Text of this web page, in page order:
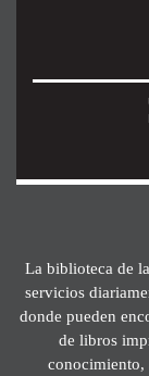
La biblioteca de
servicios
donde pueden
de libros
conocimiento,